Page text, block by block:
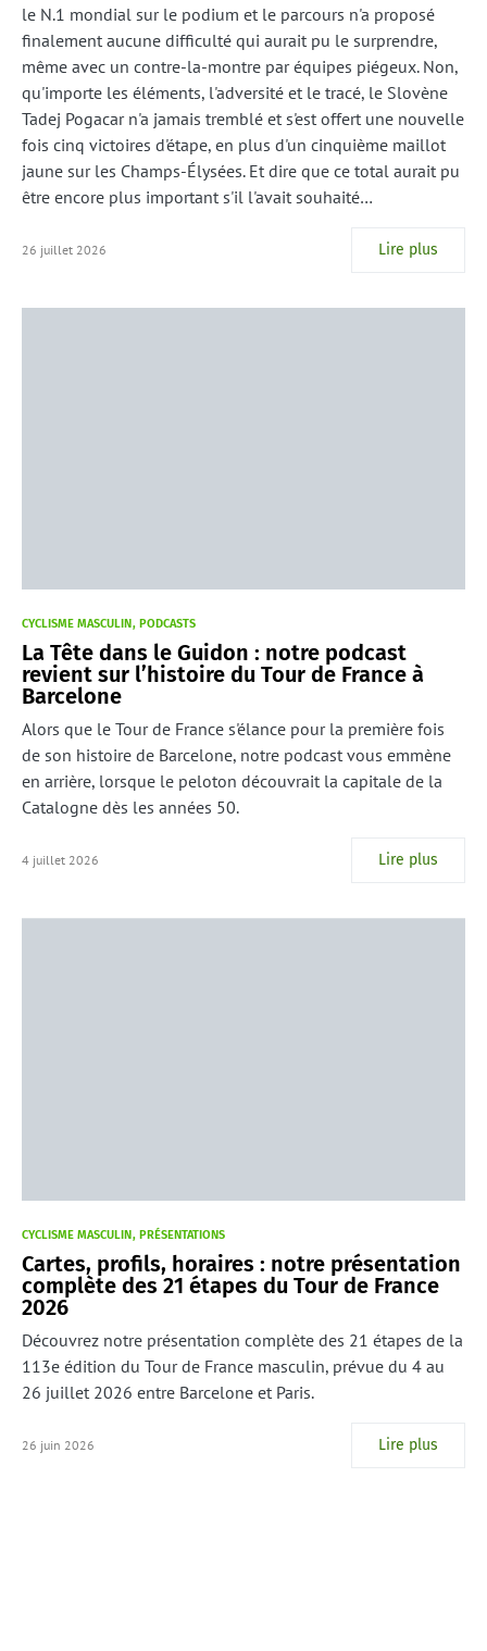
le N.1 mondial sur le podium et le parcours n'a proposé
finalement aucune difficulté qui aurait pu le surprendre,
même avec un contre-la-montre par équipes piégeux. Non,
qu'importe les éléments, l'adversité et le tracé, le Slovène
Tadej Pogacar n'a jamais tremblé et s'est offert une nouvelle
fois cinq victoires d'étape, en plus d'un cinquième maillot
jaune sur les Champs-Élysées. Et dire que ce total aurait pu
être encore plus important s'il l'avait souhaité…
26 juillet 2026 Lire plus
CYCLISME MASCULIN PODCASTS
La Tête dans le Guidon : notre podcast
revient sur l’histoire du Tour de France à
Barcelone
Alors que le Tour de France s'élance pour la première fois
de son histoire de Barcelone, notre podcast vous emmène
en arrière, lorsque le peloton découvrait la capitale de la
Catalogne dès les années 50.
4 juillet 2026 Lire plus
CYCLISME MASCULIN PRÉSENTATIONS
Cartes, profils, horaires : notre présentation
complète des 21 étapes du Tour de France
2026
Découvrez notre présentation complète des 21 étapes de la
113e édition du Tour de France masculin, prévue du 4 au
26 juillet 2026 entre Barcelone et Paris.
26 juin 2026 Lire plus